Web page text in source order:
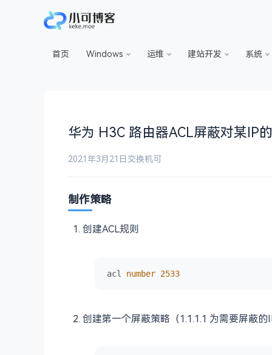
首页 Windows 运维 建站开发 系统
华为 H3C 路由器ACL屏蔽对某IP
2021年3月21日 交换机可
制作策略
创建ACL规则
acl number 2533
创建第一个屏蔽策略（1.1.1.1 为需要屏蔽的